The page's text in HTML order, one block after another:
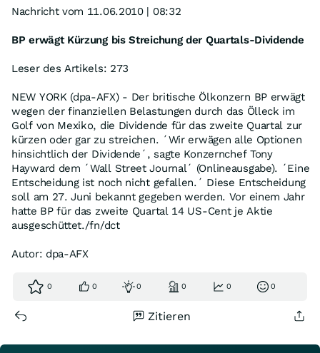
Nachricht vom 11.06.2010 | 08:32
BP erwägt Kürzung bis Streichung der Quartals-Dividende
Leser des Artikels: 273
NEW YORK (dpa-AFX) - Der britische Ölkonzern BP erwägt
wegen der finanziellen Belastungen durch das Ölleck im
Golf von Mexiko, die Dividende für das zweite Quartal zur
kürzen oder gar zu streichen. ´Wir erwägen alle Optionen
hinsichtlich der Dividende´, sagte Konzernchef Tony
Hayward dem ´Wall Street Journal´ (Onlineausgabe). ´Eine
Entscheidung ist noch nicht gefallen.´ Diese Entscheidung
soll am 27. Juni bekannt gegeben werden. Vor einem Jahr
hatte BP für das zweite Quartal 14 US-Cent je Aktie
ausgeschüttet./fn/dct
Autor: dpa-AFX
0 0 0 0 0 0
Zitieren